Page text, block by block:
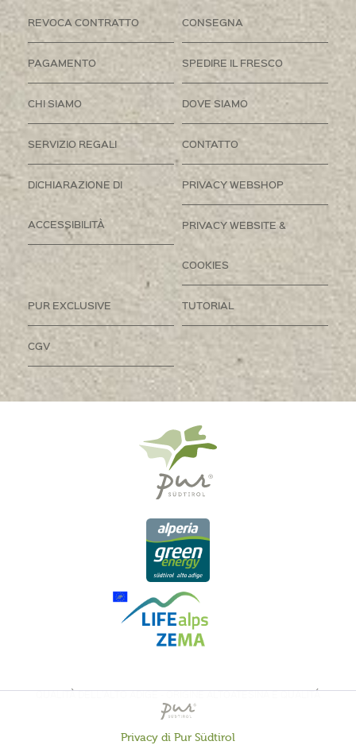
REVOCA CONTRATTO CONSEGNA
PAGAMENTO SPEDIRE IL FRESCO
CHI SIAMO DOVE SIAMO
SERVIZIO REGALI CONTATTO
DICHIARAZIONE DI
ACCESSIBILITÀ
PRIVACY WEBSHOP
PRIVACY WEBSITE &
COOKIES
PUR EXCLUSIVE TUTORIAL
CGV
QUALITÀ DELL'ALTO ADIGE - ORIGINE ALTOATESINA E QUALITÁ
CONTROLLATA
Privacy di Pur Südtirol